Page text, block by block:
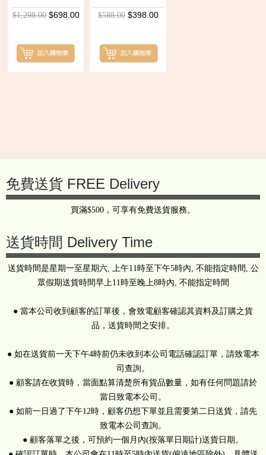
$1,298.00 $698.00 $588.00 $398.00
免費送貨 FREE Delivery
買滿$500，可享有免費送貨服務。
送貨時間 Delivery Time
送貨時間是星期一至星期六, 上午11時至下午5時內, 不能指定時間, 公
眾假期送貨時間早上11時至晚上8時內, 不能指定時間
● 當本公司收到顧客的訂單後，會致電顧客確認其資料及訂購之貨
品，送貨時間之安排。
● 如在送貨前一天下午4時前仍未收到本公司電話確認訂單，請致電本
司查詢。
● 顧客請在收貨時，當面點算清楚所有貨品數量，如有任何問題請於
當日致電本公司。
● 如前一日過了下午12時，顧客仍想下單並且需要第二日送貨，請先
致電本公司查詢。
● 顧客落單之後，可預約一個月內(按落單日期計)送貨日期。